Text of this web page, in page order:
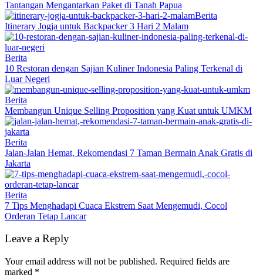
Tantangan Mengantarkan Paket di Tanah Papua
Berita
Itinerary Jogja untuk Backpacker 3 Hari 2 Malam
Berita
10 Restoran dengan Sajian Kuliner Indonesia Paling Terkenal di
Luar Negeri
Berita
Membangun Unique Selling Proposition yang Kuat untuk UMKM
Berita
Jalan-Jalan Hemat, Rekomendasi 7 Taman Bermain Anak Gratis di
Jakarta
Berita
7 Tips Menghadapi Cuaca Ekstrem Saat Mengemudi, Cocol
Orderan Tetap Lancar
Leave a Reply
Your email address will not be published. Required fields are
marked *